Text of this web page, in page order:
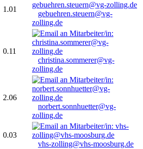
1.01
gebuehren.steuern@vg-
zolling.de
0.11
christina.sommerer@vg-
zolling.de
2.06
norbert.sonnhuetter@vg-
zolling.de
0.03
vhs-zolling@vhs-moosburg.de